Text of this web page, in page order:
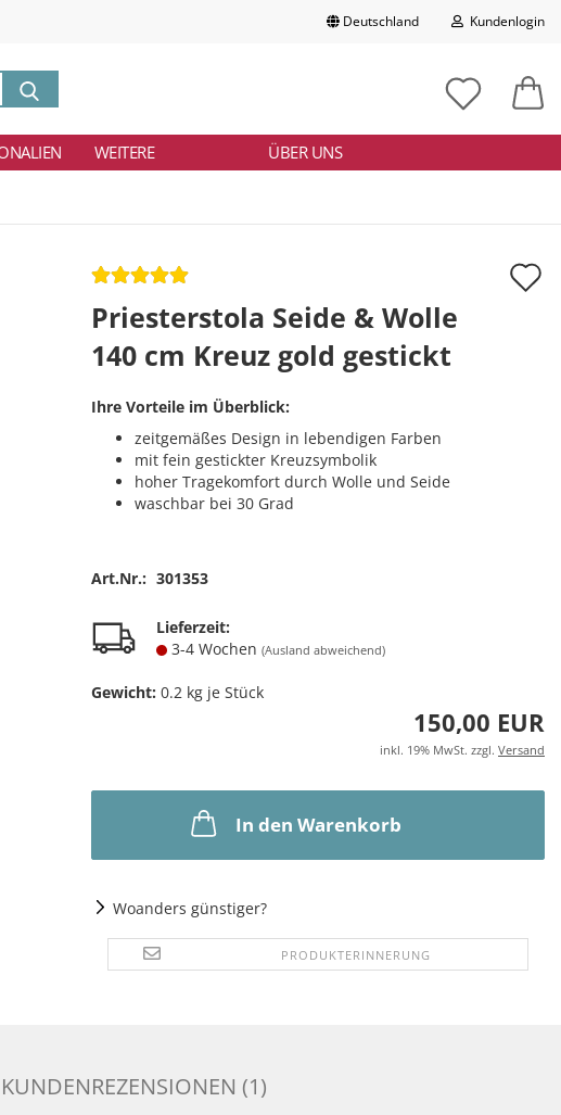
Deutschland Kundenlogin
E-Mail
Konto erstellen
Passwort vergessen?
eingeben
ÜBER UNS
WEITERE
Priesterstola Seide & Wolle
140 cm Kreuz gold gestickt
Ihre Vorteile im Überblick:
zeitgemäßes Design in lebendigen Farben
mit fein gestickter Kreuzsymbolik
hoher Tragekomfort durch Wolle und Seide
waschbar bei 30 Grad
Art.Nr.: 301353
Lieferzeit:
3-4 Wochen (Ausland abweichend)
Gewicht: 0.2 kg je Stück
150,00 EUR
inkl. 19% MwSt. zzgl. Versand
In den Warenkorb
Woanders günstiger?
PRODUKTERINNERUNG
KUNDENREZENSIONEN (1)